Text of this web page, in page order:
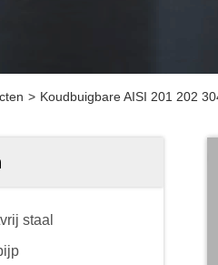
> Koudbuigbare AISI 201 202
staal